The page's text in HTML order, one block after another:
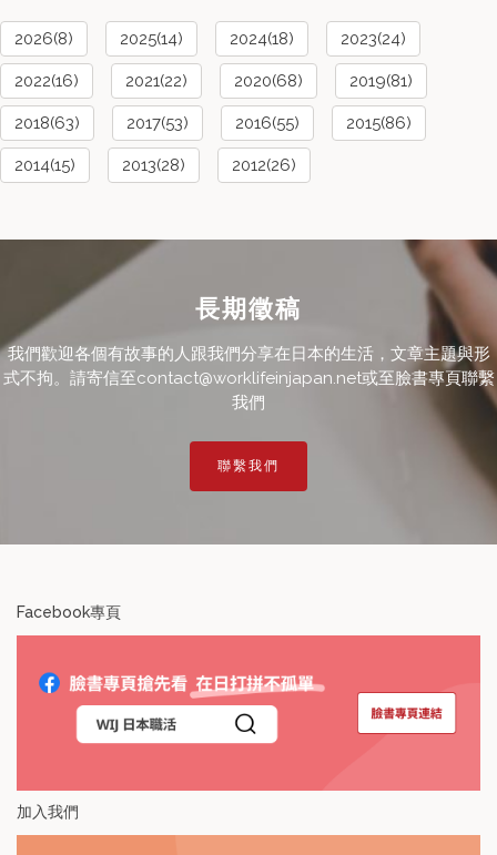
2026(8) 2025(14) 2024(18) 2023(24)
2022(16) 2021(22) 2020(68) 2019(81)
2018(63) 2017(53) 2016(55) 2015(86)
2014(15) 2013(28) 2012(26)
長期徵稿
我們歡迎各個有故事的人跟我們分享在日本的生活，文章主題與形
式不拘。請寄信至contact@worklifeinjapan.net或至臉書專頁聯繫
我們
聯繫我們
Facebook專頁
加入我們